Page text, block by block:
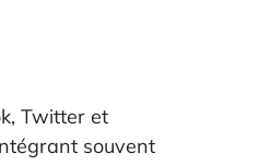
Twitter et
souvent